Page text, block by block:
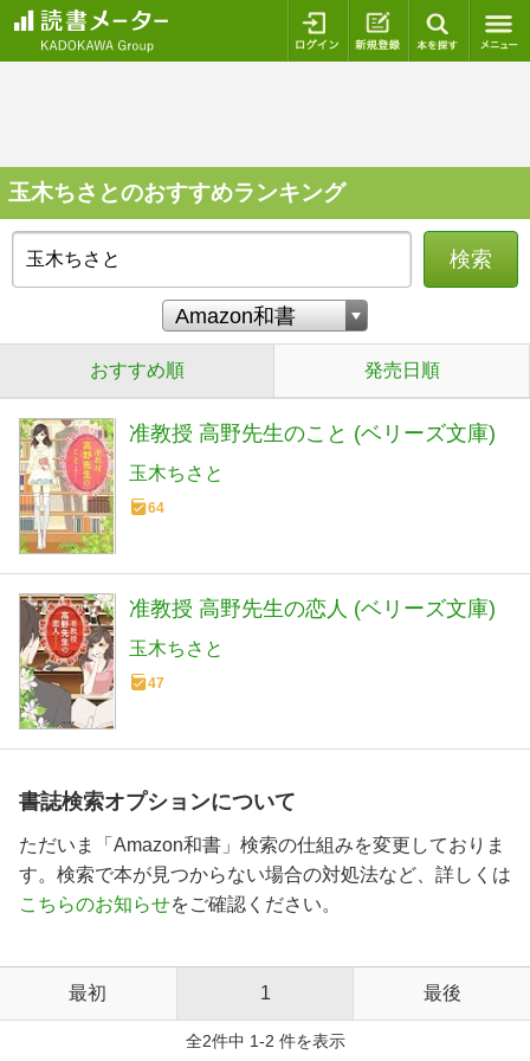
ログイン 新規登録
玉木ちさとのおすすめランキング
検索
おすすめ順 発売日順
准教授 高野先生のこと (ベリーズ文庫)
玉木ちさと
64
准教授 高野先生の恋人 (ベリーズ文庫)
玉木ちさと
47
書誌検索オプションについて
ただいま「Amazon和書」検索の仕組みを変更しておりま
す。検索で本が見つからない場合の対処法など、詳しくは
こちらのお知らせをご確認ください。
最初 1 最後
全2件中 1-2 件を表示